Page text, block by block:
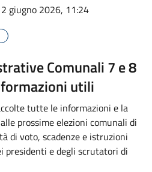
giugno 2026, 11:24
Comunali 7 e 8
utili
tutte le informazioni e la
prossime elezioni comunali di
di voto, scadenze e istruzioni
presidenti e degli scrutatori di